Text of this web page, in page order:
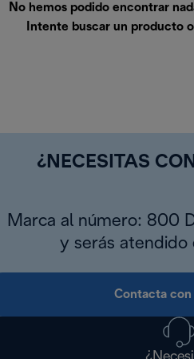
No hemos podido encontrar
Intente buscar un producto o
¿NECESITAS
Marca al número: 800
y serás atendido
Contacta con